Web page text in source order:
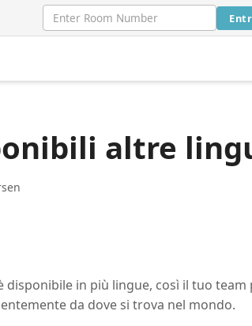
altre
disponibile in più lingue, così il tuo
da dove si trova nel mondo.